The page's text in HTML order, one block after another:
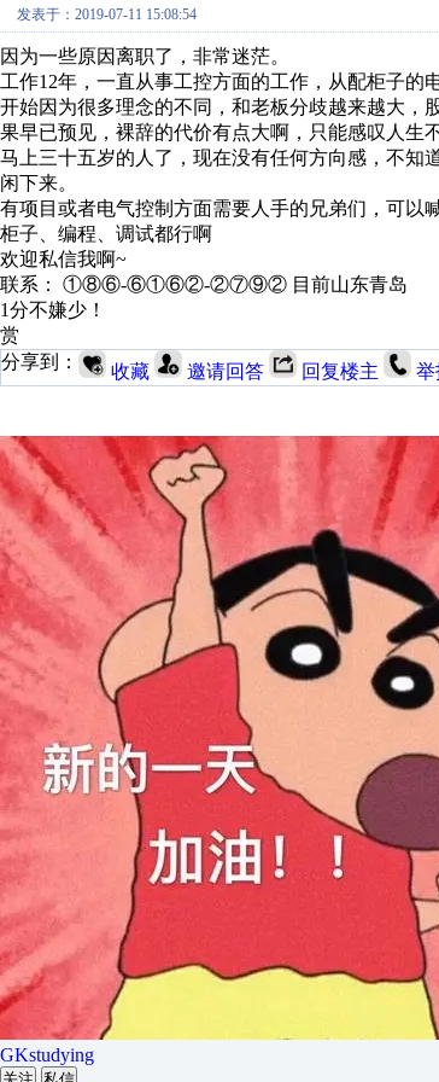
发表于：2019-07-11 15:08:54
因为一些原因离职了，非常迷茫。
工作12年，一直从事工控方面的工作，从配柜子
开始因为很多理念的不同，和老板分歧越来越大，
果早已预见，裸辞的代价有点大啊，只能感叹人生
马上三十五岁的人了，现在没有任何方向感，不知
闲下来。
有项目或者电气控制方面需要人手的兄弟们，可以
柜子、编程、调试都行啊
欢迎私信我啊~
联系： ①⑧⑥-⑥①⑥②-②⑦⑨② 目前山东青岛
1分不嫌少！
赏
分享到：
收藏 邀请回答 回复楼主 举
GKstudying